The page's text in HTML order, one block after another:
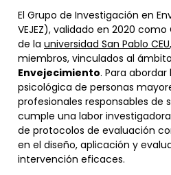
El Grupo de Investigación en
VEJEZ), validado en 2020
de la universidad San Pablo CEU
miembros, vinculados al
Envejecimiento. Para
psicológica de personas
profesionales responsables de
cumple una labor
de protocolos de evaluación
en el diseño, aplicación y
intervención eficaces.